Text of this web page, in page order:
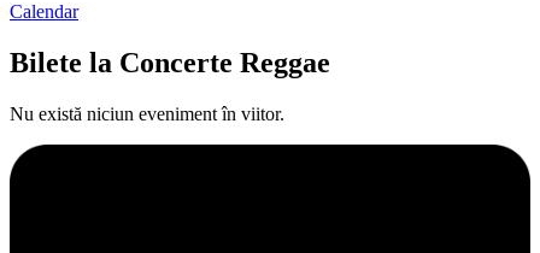
Calendar
Bilete la Concerte Reggae
Nu există niciun eveniment în viitor.